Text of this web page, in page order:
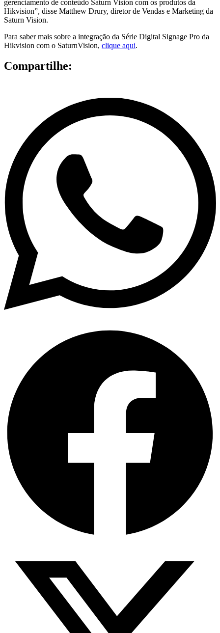
gerenciamento de conteúdo Saturn Vision com os produtos da
Hikvision”, disse Matthew Drury, diretor de Vendas e Marketing da
Saturn Vision.
Para saber mais sobre a integração da Série Digital Signage Pro da
Hikvision com o SaturnVision, clique aqui.
Compartilhe: